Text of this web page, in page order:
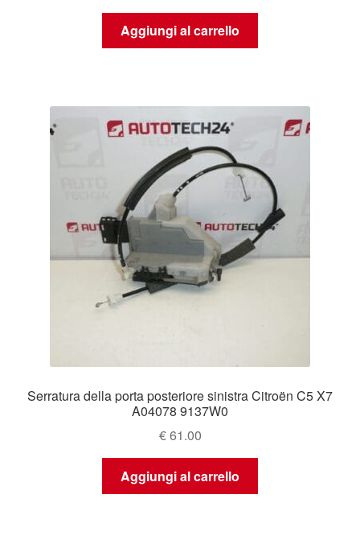
Aggiungi al carrello
Serratura della porta posteriore sinistra Citroën C5 X7
A04078 9137W0
€61.00
Aggiungi al carrello